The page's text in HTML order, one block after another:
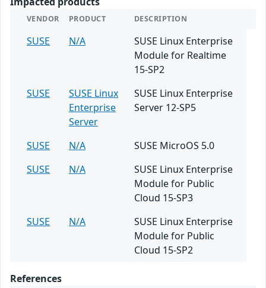
VENDOR PRODUCT DESCRIPTION
SUSE N/A
SUSE Linux Enterprise
Module for Realtime
15-SP2
SUSE
SUSE Linux
Enterprise
Server
SUSE Linux Enterprise
Server 12-SP5
SUSE N/A
SUSE MicroOS 5.0
SUSE
N/A
SUSE Linux Enterprise
Module for Public
Cloud 15-SP3
SUSE
N/A
SUSE Linux Enterprise
Module for Public
Cloud 15-SP2
References